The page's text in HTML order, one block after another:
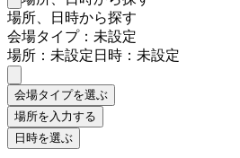
場所、日時から探す
会場タイプ：未設定
場所：未設定日時：未設定
会場タイプを選ぶ
場所を入力する
日時を選ぶ